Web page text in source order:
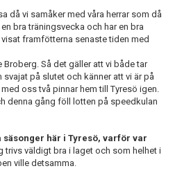
då vi samåker med våra herrar som då
bra träningsvecka och har en bra
framfötterna senaste tiden med
Så det gäller att vi både tar
på slutet och känner att vi är på
oss två pinnar hem till Tyresö igen.
denna gång föll lotten på speedkulan
här i Tyresö, varför var
trivs väldigt bra i laget och som helhet i
ville detsamma.